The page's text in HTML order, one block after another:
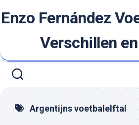
naar
Enzo Fernández
Verschillen
Argentijns voetbalelftal